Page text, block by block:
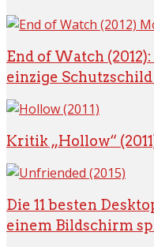
End of Watch
einzige
Kritik „Hollow“
Die 11 besten
einem Bildschirm